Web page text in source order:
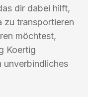
dir dabei hilft,
zu transportieren
möchtest,
Koertig
unverbindliches